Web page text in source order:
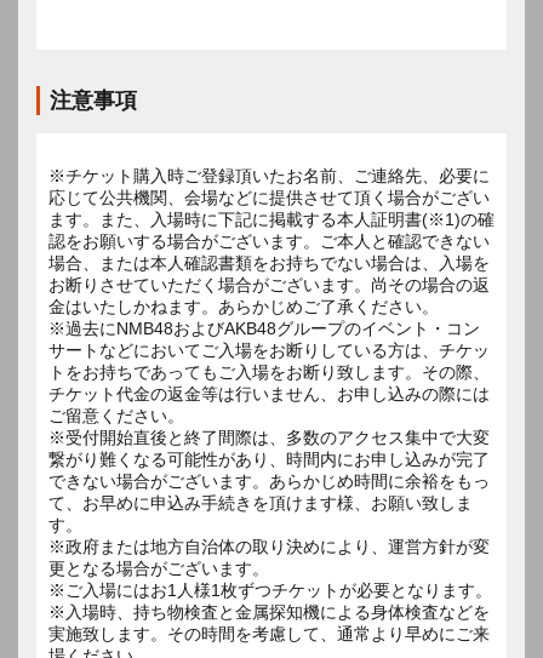
注意事項
※チケット購入時ご登録頂いたお名前、ご連絡先、必要に
応じて公共機関、会場などに提供させて頂く場合がござい
ます。また、入場時に下記に掲載する本人証明書(※1)の確
認をお願いする場合がございます。ご本人と確認できない
場合、または本人確認書類をお持ちでない場合は、入場を
お断りさせていただく場合がございます。尚その場合の返
金はいたしかねます。あらかじめご了承ください。
※過去にNMB48およびAKB48グループのイベント・コン
サートなどにおいてご入場をお断りしている方は、チケッ
トをお持ちであってもご入場をお断り致します。その際、
チケット代金の返金等は行いません、お申し込みの際には
ご留意ください。
※受付開始直後と終了間際は、多数のアクセス集中で大変
繋がり難くなる可能性があり、時間内にお申し込みが完了
できない場合がございます。あらかじめ時間に余裕をもっ
て、お早めに申込み手続きを頂けます様、お願い致しま
す。
※政府または地方自治体の取り決めにより、運営方針が変
更となる場合がございます。
※ご入場にはお1人様1枚ずつチケットが必要となります。
※入場時、持ち物検査と金属探知機による身体検査などを
実施致します。その時間を考慮して、通常より早めにご来